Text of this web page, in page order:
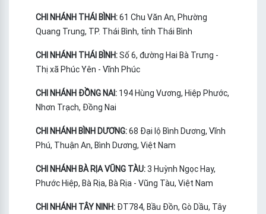
CHI NHÁNH THÁI BÌNH:61 Chu Văn An, Phường
Quang Trung, TP. Thái Bình, tỉnh Thái Bình
CHI NHÁNH THÁI BÌNH:Số 6, đường Hai Bà Trưng -
Thị xã Phúc Yên - Vĩnh Phúc
CHI NHÁNH ĐỒNG NAI: 194 Hùng Vương, Hiệp Phước,
Nhơn Trạch, Đồng Nai
CHI NHÁNH BÌNH DƯƠNG:68 Đại lộ Bình Dương, Vĩnh
Phú, Thuận An, Bình Dương, Việt Nam
CHI NHÁNH BÀ RỊA VŨNG TÀU:3 Huỳnh Ngọc Hay,
Phước Hiệp, Bà Rịa, Bà Rịa - Vũng Tàu, Việt Nam
CHI NHÁNH TÂY NINH: ĐT784, Bầu Đồn, Gò Dầu, Tây